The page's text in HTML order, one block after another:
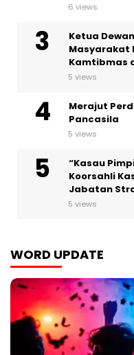
6 views
Ketua
Masyarakat
Kamtibmas
5 views
Merajut
Pancasila
5 views
“Kasau
Koorsahli
Jabatan
5 views
WORD UPDATE